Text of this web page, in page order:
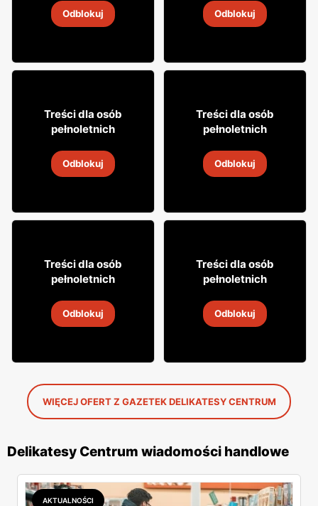
19 sie 2026Odblokuj 19 sie 2026Odblokuj
29 95
19 sie 2026
Treści dla osób
pełnoletnich
Odblokuj
9 99
19 sie 2026
Treści dla osób
pełnoletnich
Odblokuj
26 99
19 sie 2026
Treści dla osób
pełnoletnich
Odblokuj
1999
19 sie 2026
Treści dla osób
pełnoletnich
Odblokuj
WIĘCEJ OFERT Z GAZETEK DELIKATESY CENTRUM
Delikatesy Centrum wiadomości handlowe
AKTUALNOŚCI